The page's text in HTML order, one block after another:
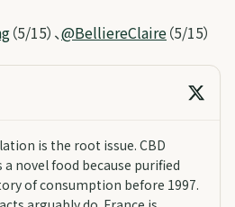
（5/15）、@BelliereClaire（5/15）
is the root issue. CBD
a novel food because purified
of consumption before 1997.